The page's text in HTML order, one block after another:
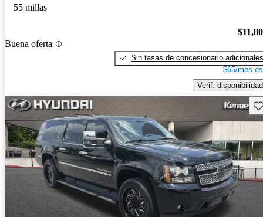
55 millas
Buena oferta
Sin tasas de concesionario adicionales
$65/mes
Verif. disponibilidad